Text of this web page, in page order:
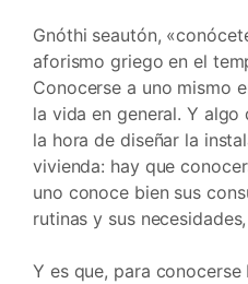
Gnóthi seautón,
aforismo griego en el
Conocerse a uno mismo
la vida en general. Y
la hora de diseñar la
vivienda: hay que
uno conoce bien sus
rutinas y sus
Y es que, para